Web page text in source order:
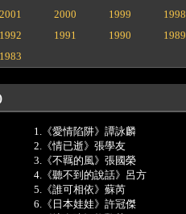
2001 2000 1999 1998
1992 1991 1990 1989
1983
1.《愛情陷阱》譚詠麟
2.《情已逝》張學友
3.《不羈的風》張國榮
4.《聽不到的說話》呂方
5.《誰可相依》蘇芮
6.《日本娃娃》許冠傑